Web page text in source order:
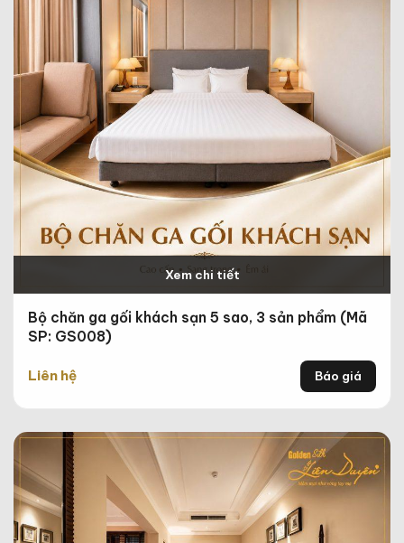
Xem chi tiết
Bộ chăn ga gối khách sạn 5 sao, 3 sản phẩm (Mã
SP: GS008)
Liên hệ Báo giá